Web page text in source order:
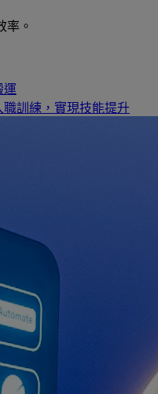
率。
運
職訓練，實現技能提升